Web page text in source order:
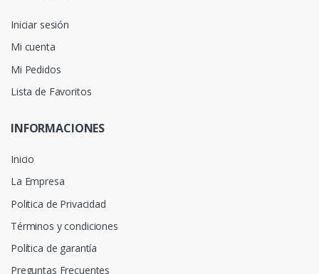
Iniciar sesión
Mi cuenta
Mi Pedidos
Lista de Favoritos
INFORMACIONES
Inicio
La Empresa
Politica de Privacidad
Términos y condiciones
Política de garantía
Preguntas Frecuentes